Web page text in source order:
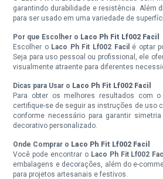
garantindo durabilidade e resistência. Além
para ser usado em uma variedade de
Por que Escolher o Laco Ph Fit Lf002 Facil
Escolher o Laco Ph Fit Lf002 Facil é optar
Seja para uso pessoal ou profissional, ele
visualmente atraente para diferentes
Dicas para Usar o Laco Ph Fit Lf002 Facil
Para obter os melhores resultados com o
certifique-se de seguir as instruções de uso
conforme necessário para garantir
decorativo personalizado.
Onde Comprar o Laco Ph Fit Lf002 Facil
Você pode encontrar o Laco Ph Fit Lf002
embalagens e decorações, além do e-
para projetos artesanais e festivos.